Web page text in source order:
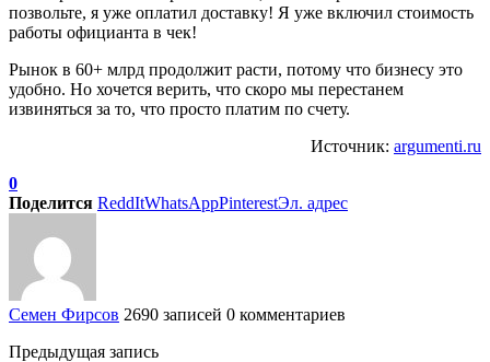
позвольте, я уже оплатил доставку! Я уже включил стоимость
работы официанта в чек!
Рынок в 60+ млрд продолжит расти, потому что бизнесу это
удобно. Но хочется верить, что скоро мы перестанем
извиняться за то, что просто платим по счету.
Источник: argumenti.ru
0
Поделится ReddItWhatsAppPinterestЭл. адрес
Семен Фирсов 2690 записей 0 комментариев
Предыдущая запись